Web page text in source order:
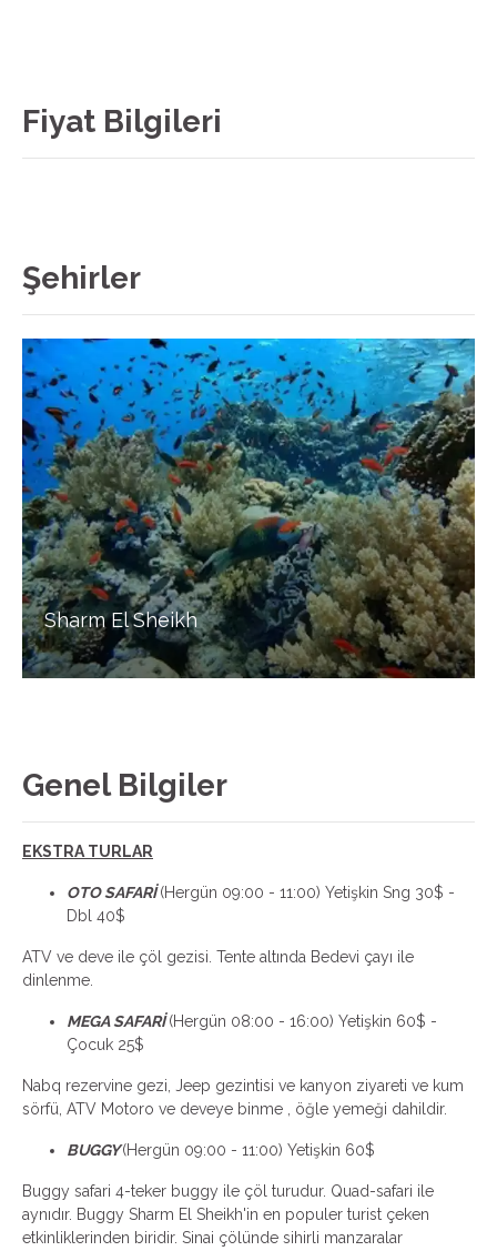
Fiyat Bilgileri
Şehirler
Sharm El Sheikh
Genel Bilgiler
EKSTRA TURLAR
OTO SAFARİ(Hergün 09:00 - 11:00) Yetişkin Sng 30$ -
Dbl 40$
ATV ve deve ile çöl gezisi. Tente altında Bedevi çayı ile
dinlenme.
MEGA SAFARİ(Hergün 08:00 - 16:00) Yetişkin 60$ -
Çocuk 25$
Nabq rezervine gezi, Jeep gezintisi ve kanyon ziyareti ve kum
sörfü, ATV Motoro ve deveye binme , öğle yemeği dahildir.
BUGGY(Hergün 09:00 - 11:00) Yetişkin 60$
Buggy safari 4-teker buggy ile çöl turudur. Quad-safari ile
aynıdır. Buggy Sharm El Sheikh'in en populer turist çeken
etkinliklerinden biridir. Sinai çölünde sihirli manzaralar